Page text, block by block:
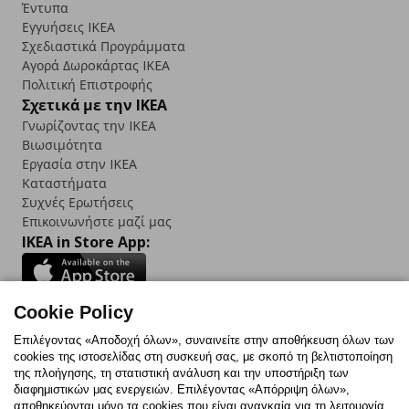
Έντυπα
Εγγυήσεις IKEA
Σχεδιαστικά Προγράμματα
Αγορά Δωρoκάρτας IKEA
Πολιτική Επιστροφής
Σχετικά με την IKEA
Γνωρίζοντας την IKEA
Βιωσιμότητα
Εργασία στην IKEA
Καταστήματα
Συχνές Ερωτήσεις
Επικοινωνήστε μαζί μας
IKEA in Store App:
Follow us:
FacebookInstagram
TikTokYoutubePinterestTwitter
Cookie Policy
Επιλέγοντας «Αποδοχή όλων», συναινείτε στην αποθήκευση όλων των
cookies της ιστοσελίδας στη συσκευή σας, με σκοπό τη βελτιστοποίηση
της πλοήγησης, τη στατιστική ανάλυση και την υποστήριξη των
διαφημιστικών μας ενεργειών. Επιλέγοντας «Απόρριψη όλων»,
αποθηκεύονται μόνο τα cookies που είναι αναγκαία για τη λειτουργία